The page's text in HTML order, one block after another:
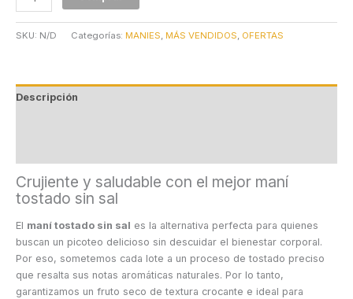
SKU: N/D Categorías: MANIES MÁS VENDIDOS OFERTAS
Descripción
Crujiente y saludable con el mejor maní
tostado sin sal
El maní tostado sin sal es la alternativa perfecta para quienes
buscan un picoteo delicioso sin descuidar el bienestar corporal.
Por eso, sometemos cada lote a un proceso de tostado preciso
que resalta sus notas aromáticas naturales. Por lo tanto,
garantizamos un fruto seco de textura crocante e ideal para